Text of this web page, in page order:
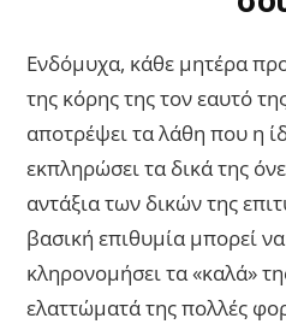
Ενδόμυχα, κάθε μητέρα
της κόρης της τον εαυτό
αποτρέψει τα λάθη που η
εκπληρώσει τα δικά της
αντάξια των δικών της
βασική επιθυμία μπορεί
κληρονομήσει τα «καλά»
ελαττώματά της πολλές